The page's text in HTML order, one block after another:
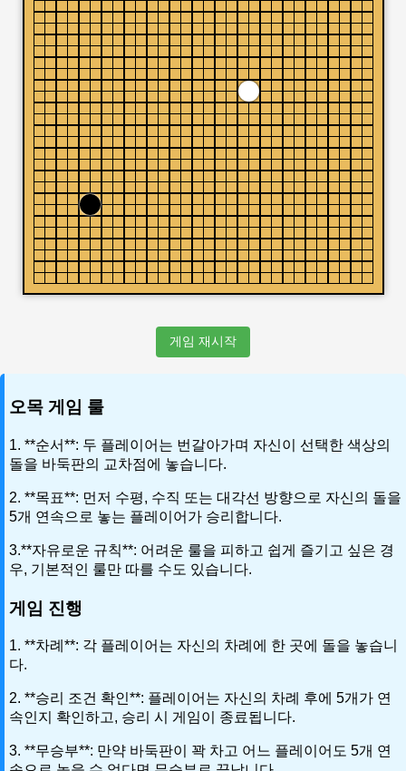
게임 재시작
오목 게임 룰
1. **순서**: 두 플레이어는 번갈아가며 자신이 선택한 색상의
돌을 바둑판의 교차점에 놓습니다.
2. **목표**: 먼저 수평, 수직 또는 대각선 방향으로 자신의 돌을
5개 연속으로 놓는 플레이어가 승리합니다.
3.**자유로운 규칙**: 어려운 룰을 피하고 쉽게 즐기고 싶은 경
우, 기본적인 룰만 따를 수도 있습니다.
게임 진행
1. **차례**: 각 플레이어는 자신의 차례에 한 곳에 돌을 놓습니
다.
2. **승리 조건 확인**: 플레이어는 자신의 차례 후에 5개가 연
속인지 확인하고, 승리 시 게임이 종료됩니다.
3. **무승부**: 만약 바둑판이 꽉 차고 어느 플레이어도 5개 연